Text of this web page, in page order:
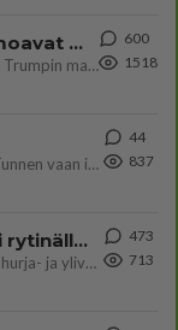
Jos SDP ei voita reilusti, persut kumoavat demokratian Suomesta
Näin tekisi ainakin Rydman seuratessaan idolinsa Trumpin mallia https://www.is.fi/politiikka/art-2000012187244.html
600
1518
Olen säälittävä, mitä tulee sinun kohtaamiseen. Tunnen vaan itseni todella epävarmaksi sun kanssa. Jos minun olisi pitän
44
837
Perussuomalaisten kannatus nousi rytinällä Ylen tänään julkaisemassa tuoreimmassa gallup-kyselyssä.
https://yle.fi/a/74-20239449 Perussuomalaisilla hurja- ja ylivoimaisesti suurin nousu tässä uudessa Ylen gallupissa. Kyl
473
713